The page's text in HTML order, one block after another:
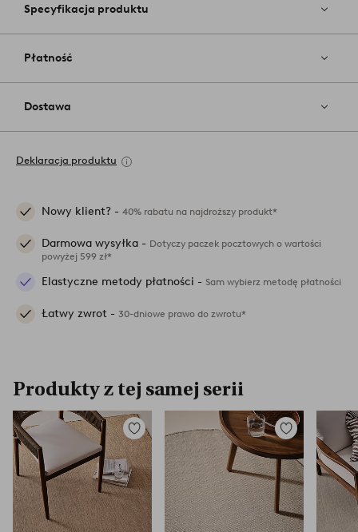
Specyfikacja produktu
Płatność
Dostawa
Deklaracja produktu
Nowy klient? - 40% rabatu na najdroższy produkt*
Darmowa wysyłka - Dotyczy paczek pocztowych o wartości
powyżej 599 zł*
Elastyczne metody płatności - Sam wybierz metodę płatności
Łatwy zwrot - 30-dniowe prawo do zwrotu*
Produkty z tej samej serii
Dodaj
do
ulubionych
Dodaj
do
ulubionych